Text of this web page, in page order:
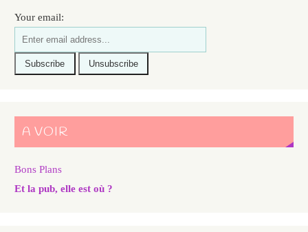
Your email:
A VOIR
Bons Plans
Et la pub, elle est où ?